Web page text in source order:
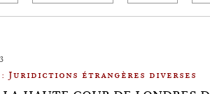
: Juridictions étrangères diverses